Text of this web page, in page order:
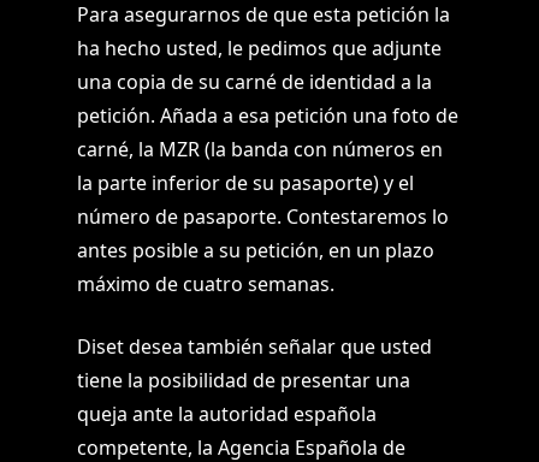
Para asegurarnos de que esta petición la
ha hecho usted, le pedimos que adjunte
una copia de su carné de identidad a la
petición. Añada a esa petición una foto de
carné, la MZR (la banda con números en
la parte inferior de su pasaporte) y el
número de pasaporte. Contestaremos lo
antes posible a su petición, en un plazo
máximo de cuatro semanas.
Diset desea también señalar que usted
tiene la posibilidad de presentar una
queja ante la autoridad española
competente, la Agencia Española de